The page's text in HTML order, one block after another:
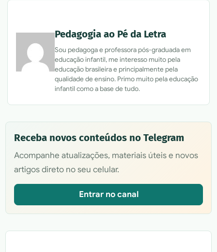
Pedagogia ao Pé da Letra
Sou pedagoga e professora pós-graduada em
educação infantil, me interesso muito pela
educação brasileira e principalmente pela
qualidade de ensino. Primo muito pela educação
infantil como a base de tudo.
Receba novos conteúdos no Telegram
Acompanhe atualizações, materiais úteis e novos
artigos direto no seu celular.
Entrar no canal